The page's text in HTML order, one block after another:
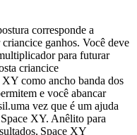
corresponde a
ganhos. Você deve
para futurar
criancice
como ancho banda dos
e você abancar
vez que é um ajuda
XY. Anêlito para
Space XY